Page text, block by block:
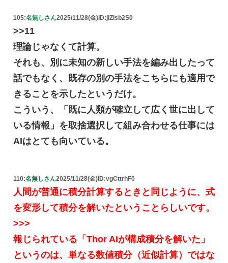
105:名無しさん2025/11/28(金)ID:jIZIsb2S0
>>11
理論じゃなくて計算。
それも、別に未知の新しい手法を編み出したって
話でもなく、既存の別の手法をこちらにも適用で
きることを示したというだけ。
こういう、「既に人類が確立して広く世に出して
いる情報」を取捨選択して組み合わせる仕事には
AIはとても向いている。
110:名無しさん2025/11/28(金) ID:vgCttrhF0
人間が普通に積分計算するときと同じように、式
を変形して積分を解いたということらしいです。
>>>
報じられている「Thor AIが構成積分を解いた」
というのは、単なる数値積分（近似計算）ではな